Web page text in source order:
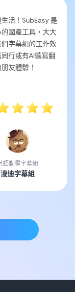
活！SubEasy 是
國產工具，大大
字幕組的工作效
行或有AI聽寫翻
友體驗！
語動畫字幕組
漫迪字幕組